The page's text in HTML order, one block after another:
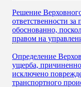
Решение
ответственности
обоснованно,
правом на
Определение
ущерба,
исключено
транспортного